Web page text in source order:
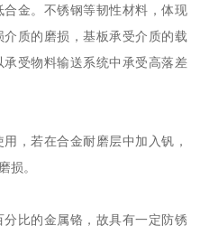
金。不锈钢等韧性材料，体现
质的磨损，基板承受介质的载
受物料输送系统中承受高落差
，若在合金耐磨层中加入钒，
损。
比的金属铬，故具有一定防锈